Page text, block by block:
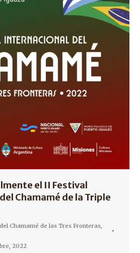
el II Festival
Chamamé de la Triple
Chamamé de las Tres Fronteras,
2022